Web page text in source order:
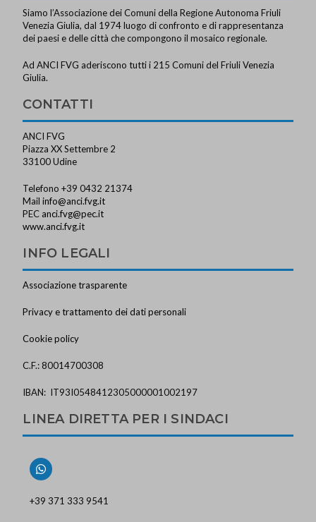
Siamo l’Associazione dei Comuni della Regione Autonoma Friuli
Venezia Giulia, dal 1974 luogo di confronto e di rappresentanza
dei paesi e delle città che compongono il mosaico regionale.
Ad ANCI FVG aderiscono tutti i 215 Comuni del Friuli Venezia
Giulia.
CONTATTI
ANCI FVG
Piazza XX Settembre 2
33100 Udine
Telefono +39 0432 21374
Mailinfo@anci.fvg.it
PEC anci.fvg@pec.it
www.anci.fvg.it
INFO LEGALI
Associazione trasparente
Privacy e trattamento dei dati personali
Cookie policy
C.F.: 80014700308
IBAN: IT93I0548412305000001002197
LINEA DIRETTA PER I SINDACI
+39 371 333 9541